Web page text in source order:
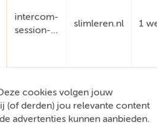
intercom-
session-...
slimleren.nl 1
cookies volgen jouw
(of derden) jou relevante content
advertenties kunnen aanbieden.